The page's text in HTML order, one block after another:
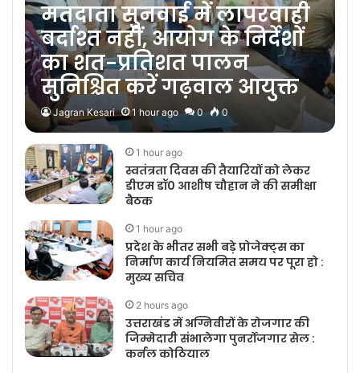
मतदाता सुनवाई में लापरवाही
बर्दाश्त नहीं, आयोग के निर्देशों
का शत-प्रतिशत पालन
सुनिश्चित करें गढ़वाल आयुक्त
Jagran Kesari 1 hour ago 0 0
1 hour ago
स्वतंत्रता दिवस की तैयारियों को लेकर
डीएम डॉ0 आशीष चौहान ने की समीक्षा
बैठक
1 hour ago
प्रदेश के भीतर सभी बड़े प्रोजेक्ट्स का
निर्माण कार्य नियमित समय पर पूरा हो :
मुख्य सचिव
2 hours ago
उत्तराखंड में अग्निवीरों के रोजगार की
जिम्मेदारी संभालेगा पुनर्रोजगार सेल :
कर्नल कोठियाल